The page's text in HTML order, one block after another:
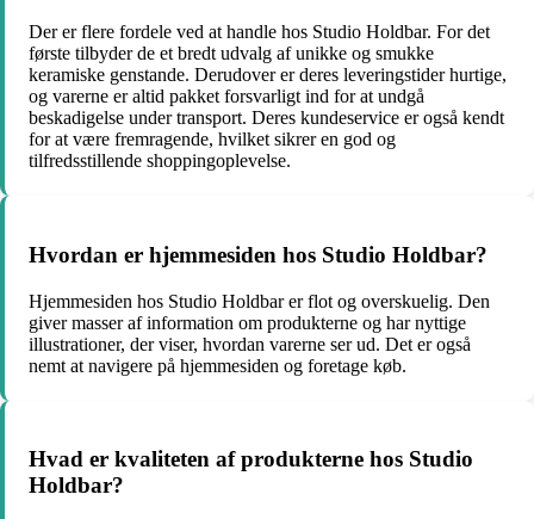
Der er flere fordele ved at handle hos Studio Holdbar. For det
første tilbyder de et bredt udvalg af unikke og smukke
keramiske genstande. Derudover er deres leveringstider hurtige,
og varerne er altid pakket forsvarligt ind for at undgå
beskadigelse under transport. Deres kundeservice er også kendt
for at være fremragende, hvilket sikrer en god og
tilfredsstillende shoppingoplevelse.
Hvordan er hjemmesiden hos Studio Holdbar?
Hjemmesiden hos Studio Holdbar er flot og overskuelig. Den
giver masser af information om produkterne og har nyttige
illustrationer, der viser, hvordan varerne ser ud. Det er også
nemt at navigere på hjemmesiden og foretage køb.
Hvad er kvaliteten af produkterne hos Studio
Holdbar?